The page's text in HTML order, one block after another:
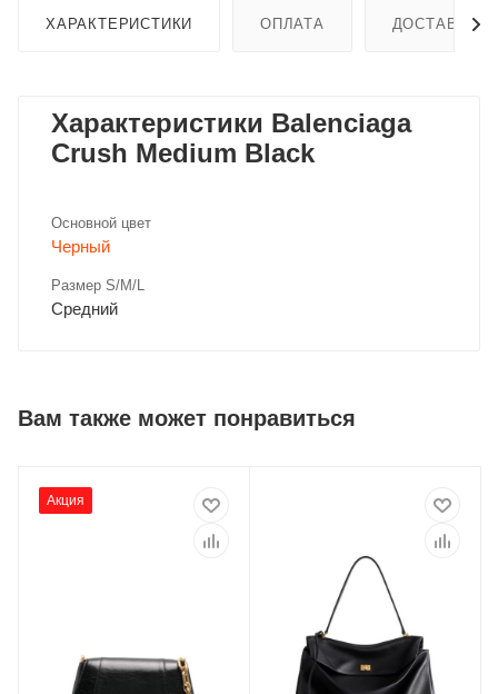
ХАРАКТЕРИСТИКИ ОПЛАТА ДОСТАВКА
Характеристики Balenciaga
Crush Medium Black
Основной цвет
Черный
Размер S/M/L
Средний
Вам также может понравиться
Акция